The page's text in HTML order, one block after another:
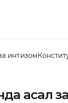
интизом
асал